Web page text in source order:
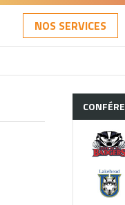
NOS SERVICES